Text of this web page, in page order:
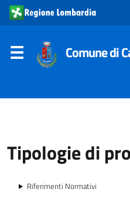
Comune di
Tipologie di
Riferimenti Normativi